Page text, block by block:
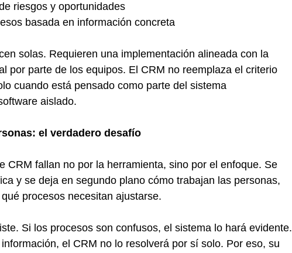
riesgos y oportunidades
basada en información concreta
solas. Requieren una implementación alineada con la
por parte de los equipos. El CRM no reemplaza el criterio
cuando está pensado como parte del sistema
aislado.
el verdadero desafío
CRM fallan no por la herramienta, sino por el enfoque. Se
y se deja en segundo plano cómo trabajan las personas,
procesos necesitan ajustarse.
Si los procesos son confusos, el sistema lo hará evidente.
el CRM no lo resolverá por sí solo. Por eso, su